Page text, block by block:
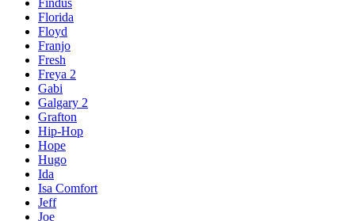
Florida
Floyd
Franjo
Fresh
Freya 2
Gabi
Galgary 2
Grafton
Hip-Hop
Hope
Hugo
Ida
Isa Comfort
Jeff
Joe